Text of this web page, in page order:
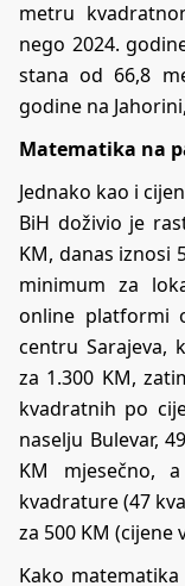
metru
nego 2024.
stana od 66,8
godine na
Matematika na
Jednako kao i
BiH doživio je
KM, danas iznosi
minimum za
online platformi
centru Sarajeva,
za 1.300 KM,
kvadratnih po
naselju Bulevar,
KM mjesečno,
kvadrature (47
za 500 KM
Kako